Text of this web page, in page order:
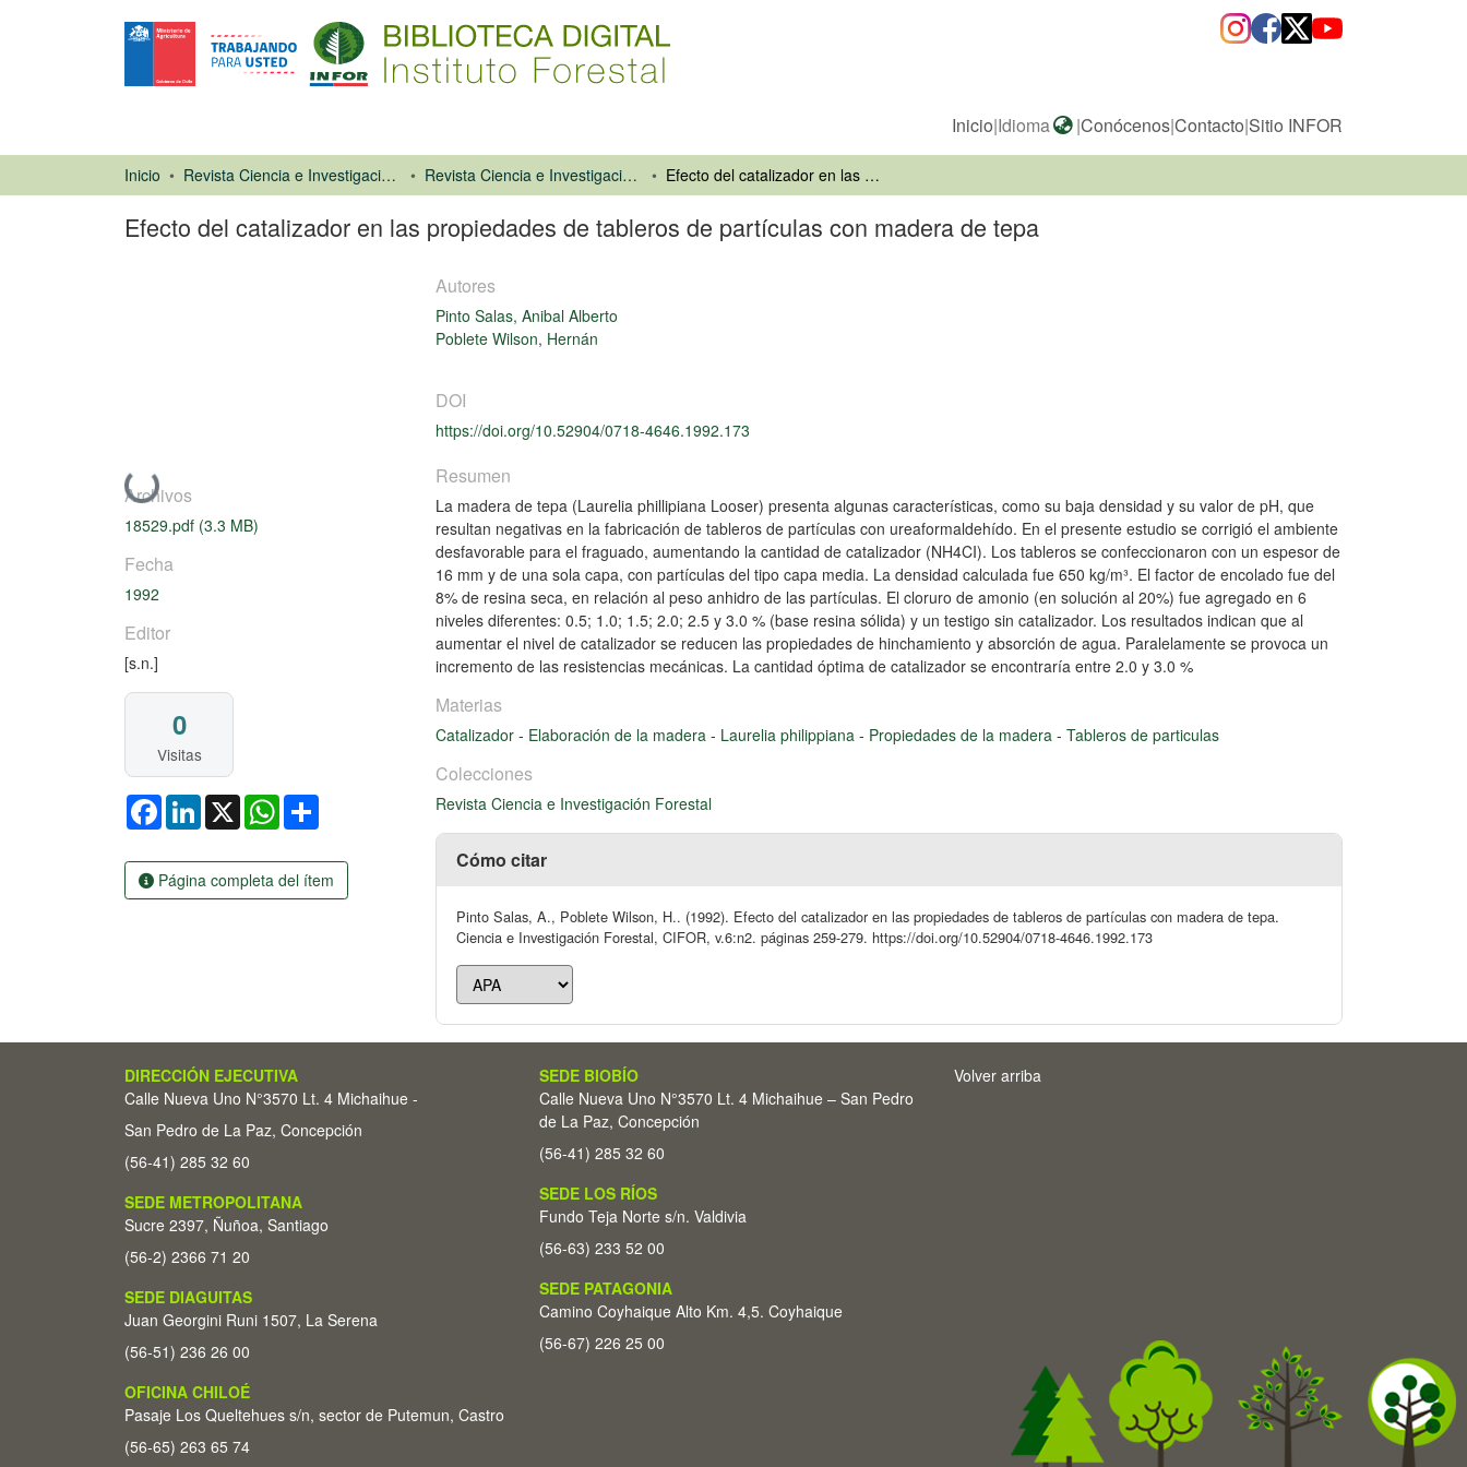
Inicio|Idioma |Conócenos|Contacto|Sitio INFOR
Inicio Revista Ciencia e Investigación Forestal (CIFOR) Revista Ciencia e Investigación Forestal Efecto del catalizador en las propiedades de tableros de partículas con madera de tepa
Efecto del catalizador en las propiedades de tableros de partículas con madera de tepa
Cargando...
Archivos
18529.pdf (3.3 MB)
Fecha
1992
Editor
[s.n.]
0
Visitas
FacebookLinkedIn
X WhatsApp
Página completa del ítem
Autores
Pinto Salas, Anibal Alberto
Poblete Wilson, Hernán
DOI
https://doi.org/10.52904/0718-4646.1992.173
Resumen
La madera de tepa (Laurelia phillipiana Looser) presenta algunas características, como su baja densidad y su valor de pH, que
resultan negativas en la fabricación de tableros de partículas con ureaformaldehído. En el presente estudio se corrigió el ambiente
desfavorable para el fraguado, aumentando la cantidad de catalizador (NH4CI). Los tableros se confeccionaron con un espesor de
16 mm y de una sola capa, con partículas del tipo capa media. La densidad calculada fue 650 kg/m³. El factor de encolado fue del
8% de resina seca, en relación al peso anhidro de las partículas. El cloruro de amonio (en solución al 20%) fue agregado en 6
niveles diferentes: 0.5; 1.0; 1.5; 2.0; 2.5 y 3.0 % (base resina sólida) y un testigo sin catalizador. Los resultados indican que al
aumentar el nivel de catalizador se reducen las propiedades de hinchamiento y absorción de agua. Paralelamente se provoca un
incremento de las resistencias mecánicas. La cantidad óptima de catalizador se encontraría entre 2.0 y 3.0 %
Materias
Catalizador - Elaboración de la madera - Laurelia philippiana - Propiedades de la madera - Tableros de particulas
Colecciones
Revista Ciencia e Investigación Forestal
Cómo citar
Pinto Salas, A., Poblete Wilson, H.. (1992). Efecto del catalizador en las propiedades de tableros de partículas con madera de tepa.
Ciencia e Investigación Forestal, CIFOR, v.6:n2. páginas 259-279. https://doi.org/10.52904/0718-4646.1992.173
DIRECCIÓN EJECUTIVA
Calle Nueva Uno N°3570 Lt. 4 Michaihue -
San Pedro de La Paz, Concepción
(56-41) 285 32 60
SEDE METROPOLITANA
Sucre 2397, Ñuñoa, Santiago
(56-2) 2366 71 20
SEDE DIAGUITAS
Juan Georgini Runi 1507, La Serena
(56-51) 236 26 00
OFICINA CHILOÉ
Pasaje Los Queltehues s/n, sector de Putemun, Castro
(56-65) 263 65 74
SEDE BIOBÍO
Calle Nueva Uno N°3570 Lt. 4 Michaihue – San Pedro
de La Paz, Concepción
(56-41) 285 32 60
SEDE LOS RÍOS
Fundo Teja Norte s/n. Valdivia
(56-63) 233 52 00
SEDE PATAGONIA
Camino Coyhaique Alto Km. 4,5. Coyhaique
(56-67) 226 25 00
Volver arriba